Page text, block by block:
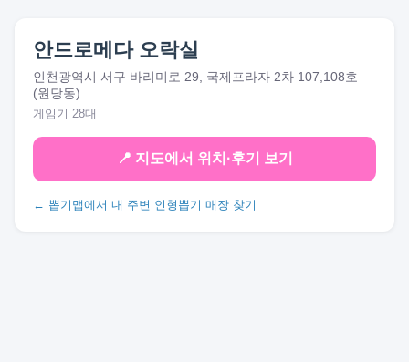
안드로메다 오락실
인천광역시 서구 바리미로 29, 국제프라자 2차 107,108호
(원당동)
게임기 28대
📍 지도에서 위치·후기 보기
← 뽑기맵에서 내 주변 인형뽑기 매장 찾기